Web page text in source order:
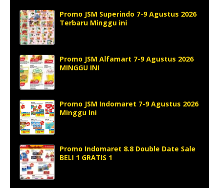
Promo JSM Superindo 7-9 Agustus 2026
Terbaru Minggu ini
Promo JSM Alfamart 7-9 Agustus 2026
MINGGU INI
Promo JSM Indomaret 7-9 Agustus 2026
Minggu Ini
Promo Indomaret 8.8 Double Date Sale
BELI 1 GRATIS 1